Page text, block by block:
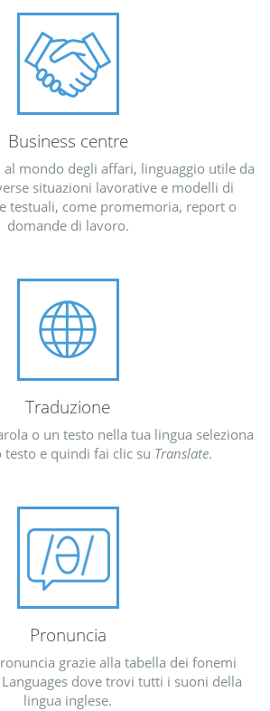
Business centre
al mondo degli affari, linguaggio utile da
situazioni lavorative e modelli di
testuali, come promemoria, report o
domande di lavoro.
Traduzione
o un testo nella tua lingua seleziona
testo e quindi fai clic su Translate.
Pronuncia
grazie alla tabella dei fonemi
dove trovi tutti i suoni della
lingua inglese.